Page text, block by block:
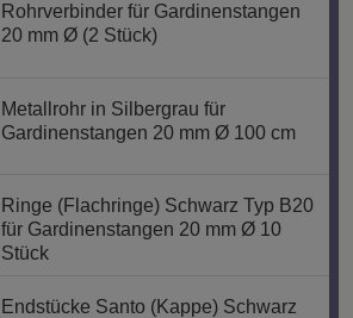
Rohrverbinder für Gardinenstangen
20 mm Ø (2 Stück)
Metallrohr in Silbergrau für
Gardinenstangen 20 mm Ø 100 cm
Ringe (Flachringe) Schwarz Typ B20
für Gardinenstangen 20 mm Ø 10
Stück
Endstücke Santo (Kappe) Schwarz